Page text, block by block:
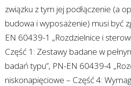
związku z tym jej podłączenie (a
budowa i wyposażenie) musi być
EN 60439-1 „Rozdzielnice i
Część 1: Zestawy badane w
badań typu”, PN-EN 60439-4
niskonapięciowe – Część 4: